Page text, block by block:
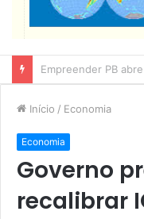
Início / Economia
Economia
Governo
recalibrar